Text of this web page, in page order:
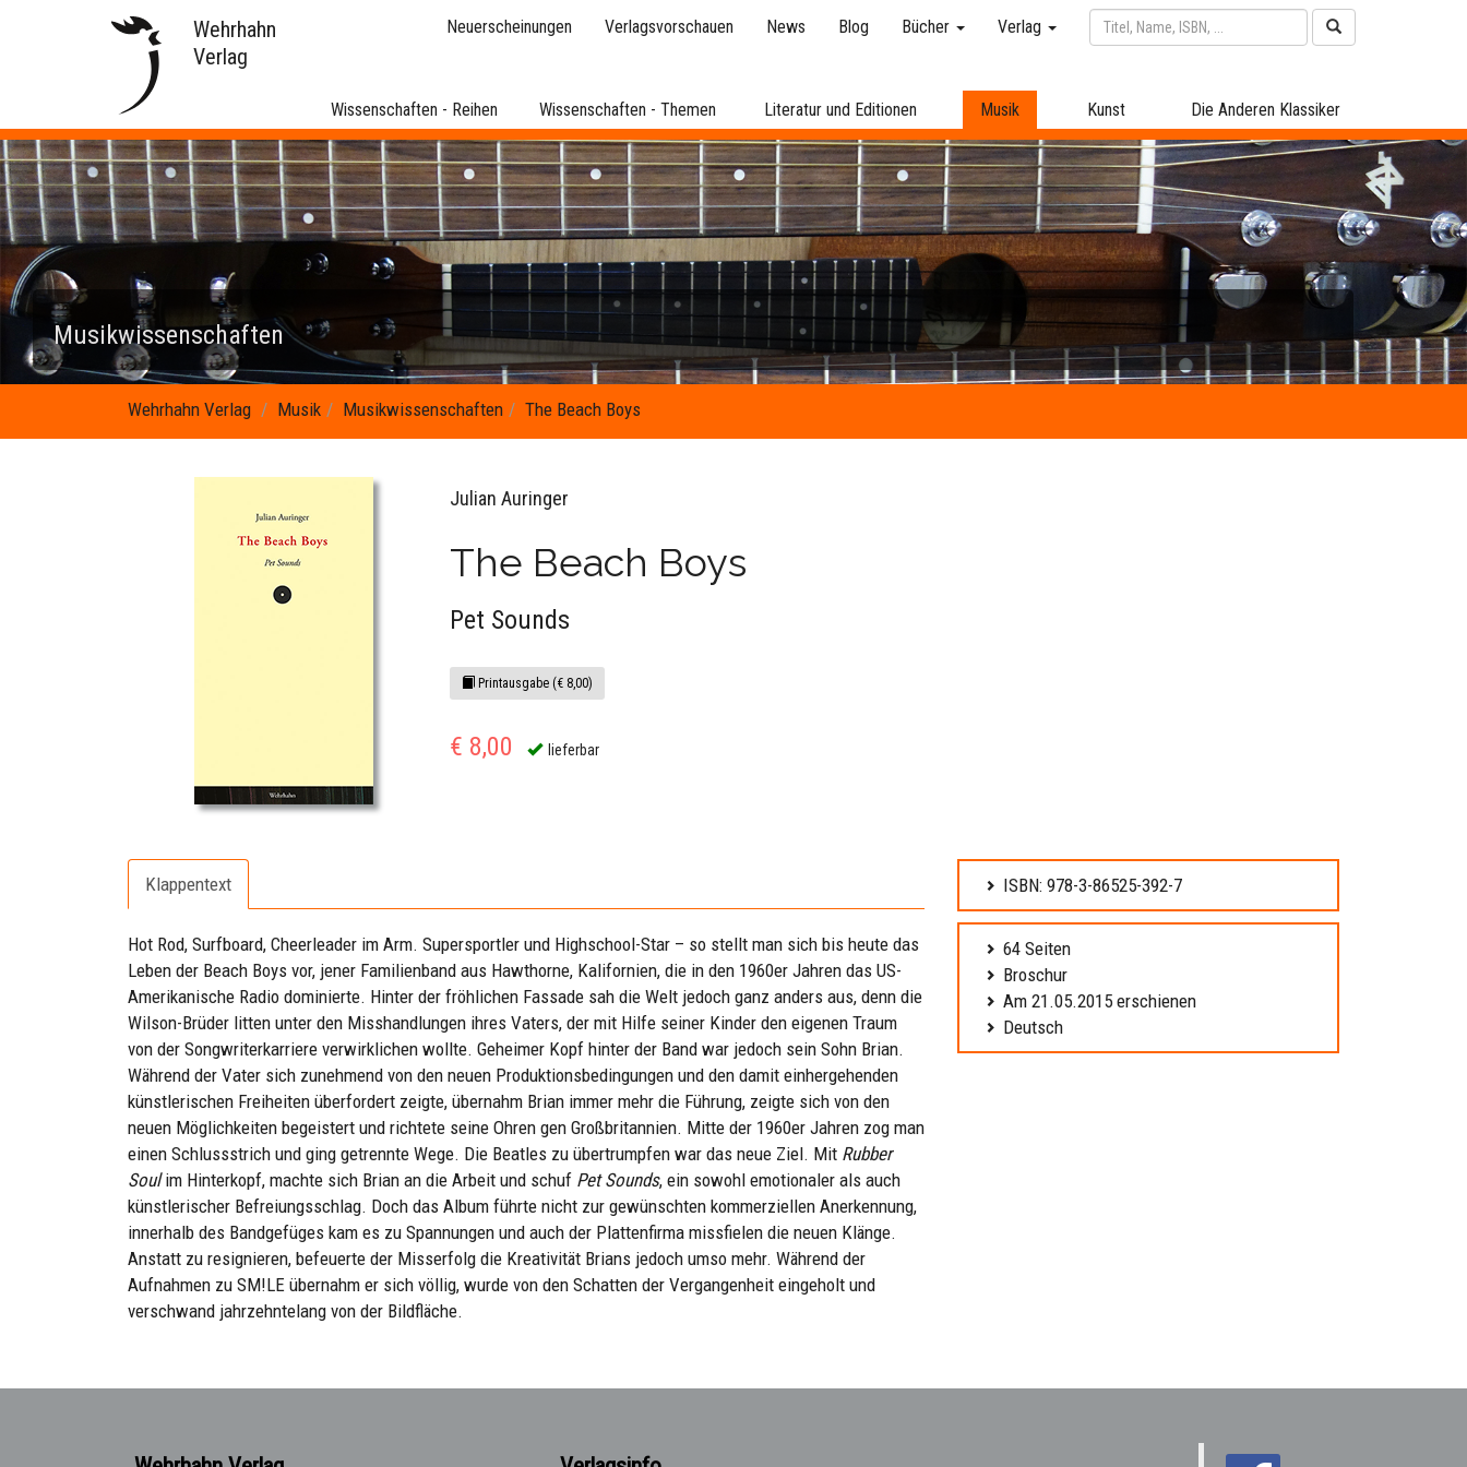
Wehrhahn
Verlag
Neuerscheinungen Verlagsvorschauen News Blog Bücher Verlag
Wissenschaften - Reihen Wissenschaften - Themen Literatur und Editionen Musik Kunst Die Anderen Klassiker
Musikwissenschaften
Wehrhahn Verlag Musik Musikwissenschaften The Beach Boys
Julian Auringer
The Beach Boys
Pet Sounds
Printausgabe (€ 8,00)
€ 8,00 lieferbar
Klappentext
Hot Rod, Surfboard, Cheerleader im Arm. Supersportler und Highschool-Star – so stellt man sich bis heute das
Leben der Beach Boys vor, jener Familienband aus Hawthorne, Kalifornien, die in den 1960er Jahren das US-
Amerikanische Radio dominierte. Hinter der fröhlichen Fassade sah die Welt jedoch ganz anders aus, denn die
Wilson-Brüder litten unter den Misshandlungen ihres Vaters, der mit Hilfe seiner Kinder den eigenen Traum
von der Songwriterkarriere verwirklichen wollte. Geheimer Kopf hinter der Band war jedoch sein Sohn Brian.
Während der Vater sich zunehmend von den neuen Produktionsbedingungen und den damit einhergehenden
künstlerischen Freiheiten überfordert zeigte, übernahm Brian immer mehr die Führung, zeigte sich von den
neuen Möglichkeiten begeistert und richtete seine Ohren gen Großbritannien. Mitte der 1960er Jahren zog man
einen Schlussstrich und ging getrennte Wege. Die Beatles zu übertrumpfen war das neue Ziel. Mit Rubber
Soulim Hinterkopf, machte sich Brian an die Arbeit und schuf Pet Sounds, ein sowohl emotionaler als auch
künstlerischer Befreiungsschlag. Doch das Album führte nicht zur gewünschten kommerziellen Anerkennung,
innerhalb des Bandgefüges kam es zu Spannungen und auch der Plattenfirma missfielen die neuen Klänge.
Anstatt zu resignieren, befeuerte der Misserfolg die Kreativität Brians jedoch umso mehr. Während der
Aufnahmen zu SM!LE übernahm er sich völlig, wurde von den Schatten der Vergangenheit eingeholt und
verschwand jahrzehntelang von der Bildfläche.
ISBN: 978-3-86525-392-7
64 Seiten
Broschur
Am 21.05.2015 erschienen
Deutsch